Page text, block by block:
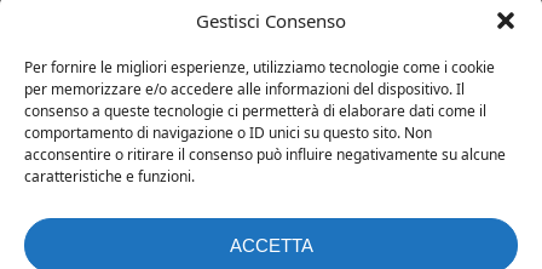
Gestisci Consenso
Per fornire le migliori esperienze, utilizziamo tecnologie come i cookie
per memorizzare e/o accedere alle informazioni del dispositivo. Il
consenso a queste tecnologie ci permetterà di elaborare dati come il
comportamento di navigazione o ID unici su questo sito. Non
acconsentire o ritirare il consenso può influire negativamente su alcune
caratteristiche e funzioni.
ACCETTA